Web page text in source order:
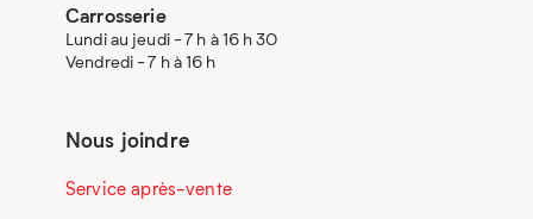
Carrosserie
Lundi au jeudi - 7 h à 16 h 30
Vendredi - 7 h à 16 h
Nous joindre
Service après-vente